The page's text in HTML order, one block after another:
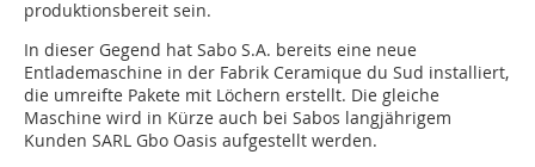
produktionsbereit sein.
In dieser Gegend hat Sabo S.A. bereits eine neue
Entlademaschine in der Fabrik Ceramique du Sud installiert,
die umreifte Pakete mit Löchern erstellt. Die gleiche
Maschine wird in Kürze auch bei Sabos langjährigem
Kunden SARL Gbo Oasis aufgestellt werden.